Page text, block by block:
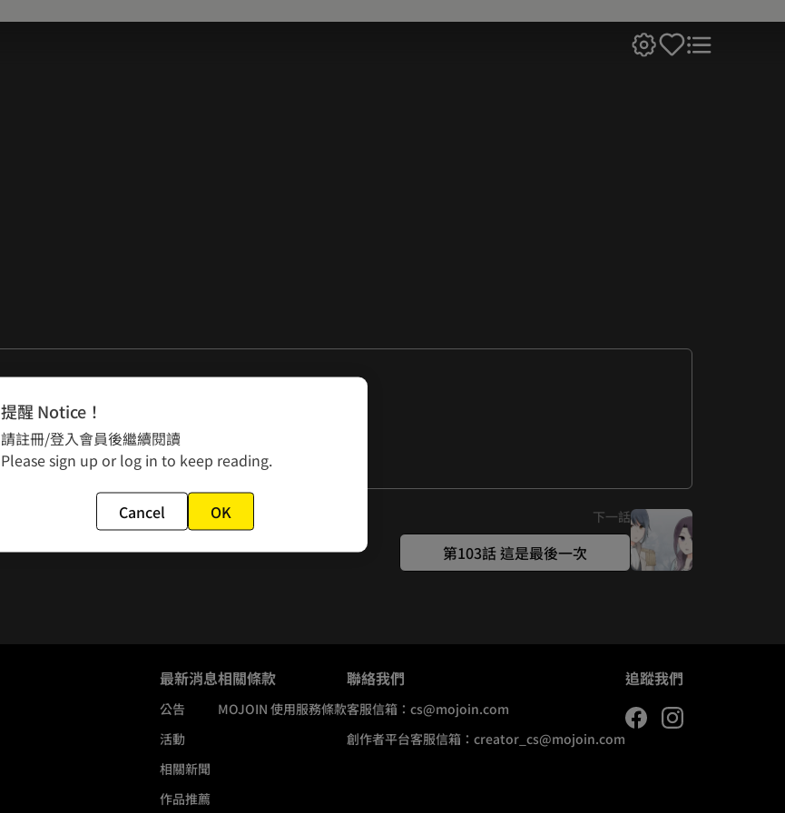
下一話
第103話 這是最後一次
最新消息
公告
活動
相關新聞
作品推薦
相關條款
MOJOIN 使用服務條款
聯絡我們
客服信箱： cs@mojoin.com
創作者平台客服信箱： creator_cs@mojoin.com
追蹤我們
提醒 Notice！
請註冊/登入會員後繼續閱讀
Please sign up or log in to keep reading.
Cancel OK